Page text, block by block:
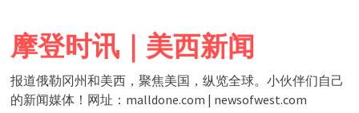
content
摩登时讯｜美西新闻
报道俄勒冈州和美西，聚焦美国，纵览全球。小伙伴们自己
的新闻媒体！网址：malldone.com | newsofwest.com